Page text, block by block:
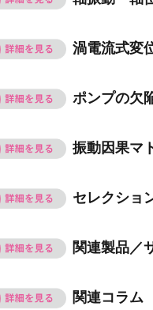
渦電流式変
ポンプの欠
振動因果マ
セレクショ
関連製品／
関連コラム